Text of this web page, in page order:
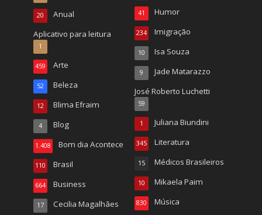
Anual
20
Aplicativo para leitura
1
Arte
459
Beleza
52
Blima Efraim
12
Blog
4
Bom dia Acontece
1.408
Brasil
110
Business
664
Cecilia Magalhães
17
Humor
41
Imigração
234
Isa Souza
10
Jade Matarazzo
9
José Roberto Luchetti
59
Juliana Biundini
1
Literatura
345
Médicos Brasileiros
15
Mikaela Paim
10
Música
830